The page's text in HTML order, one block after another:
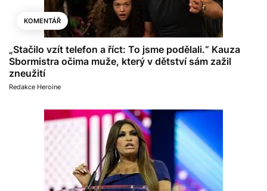
KOMENTÁŘ
„Stačilo vzít telefon a říct: To jsme podělali.“ Kauza
Sbormistra očima muže, který v dětství sám zažil
zneužití
Redakce Heroine